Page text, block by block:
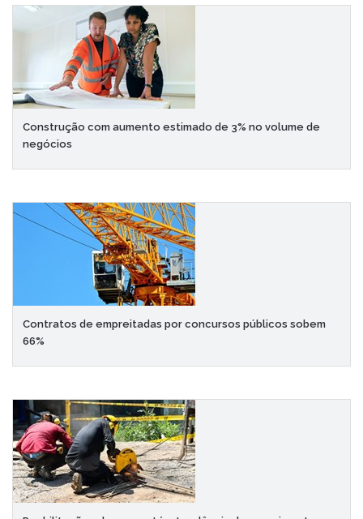
Construção com aumento estimado de 3% no volume de
negócios
Contratos de empreitadas por concursos públicos sobem
66%